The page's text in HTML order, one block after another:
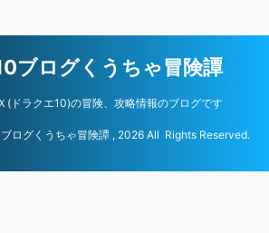
ブログくうちゃ冒険譚
(ドラクエ10)の冒険、攻略情報のブログです
ログくうちゃ冒険譚 , 2026 All Rights Reserved.